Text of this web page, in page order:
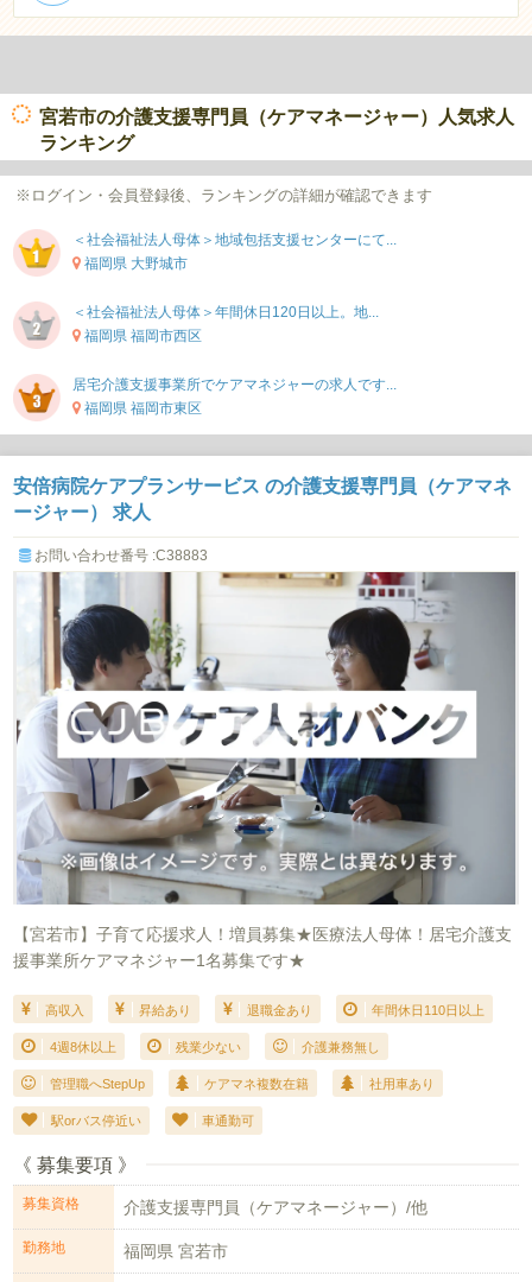
宮若市の介護支援専門員（ケアマネージャー）人気求人
ランキング
※ログイン・会員登録後、ランキングの詳細が確認できます
＜社会福祉法人母体＞地域包括支援センターにて...
福岡県 大野城市
＜社会福祉法人母体＞年間休日120日以上。地...
福岡県 福岡市西区
居宅介護支援事業所でケアマネジャーの求人です...
福岡県 福岡市東区
安倍病院ケアプランサービス の介護支援専門員（ケアマネ
ージャー） 求人
お問い合わせ番号 :C38883
【宮若市】子育て応援求人！増員募集★医療法人母体！居宅介護支
援事業所ケアマネジャー1名募集です★
高収入 昇給あり 退職金あり 年間休日110日以上
4週8休以上 残業少ない 介護兼務無し
管理職へStepUp ケアマネ複数在籍 社用車あり
駅orバス停近い 車通勤可
《 募集要項 》
募集資格 介護支援専門員（ケアマネージャー）/他
勤務地 福岡県 宮若市